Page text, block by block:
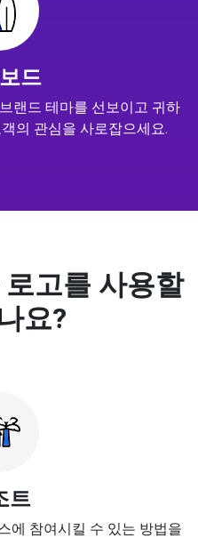
드
랜드 테마를 선보이고 귀하
의 관심을 사로잡으세요.
고를 사용할
요?
트
에 참여시킬 수 있는 방법을